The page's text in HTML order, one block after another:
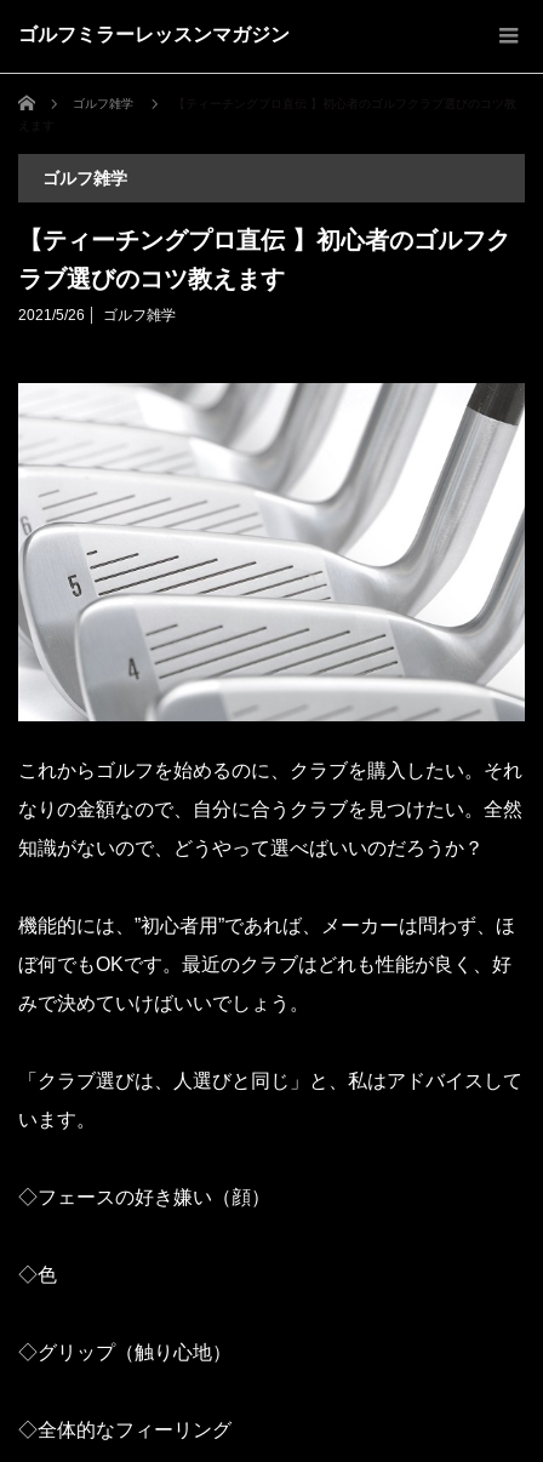
ゴルフミラーレッスンマガジン
ホーム ゴルフ雑学
【ティーチングプロ直伝 】初心者のゴルフクラブ選びのコツ教
ゴルフ雑学
【ティーチングプロ直伝 】初心者のゴルフク
ラブ選びのコツ教えます
2021/5/26 ゴルフ雑学
これからゴルフを始めるのに、クラブを購入したい。それ
なりの金額なので、自分に合うクラブを見つけたい。全然
知識がないので、どうやって選べばいいのだろうか？
機能的には、”初心者用”であれば、メーカーは問わず、ほ
ぼ何でもOKです。最近のクラブはどれも性能が良く、好
みで決めていけばいいでしょう。
「クラブ選びは、人選びと同じ」と、私はアドバイスして
います。
◇フェースの好き嫌い（顔）
◇色
◇グリップ（触り心地）
◇全体的なフィーリング